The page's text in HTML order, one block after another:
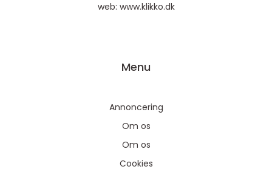
web: www.klikko.dk
Menu
Annoncering
Om os
Om os
Cookies